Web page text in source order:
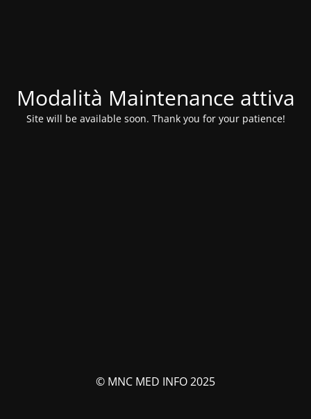
Modalità Maintenance attiva
Site will be available soon. Thank you for your patience!
© MNC MED INFO 2025